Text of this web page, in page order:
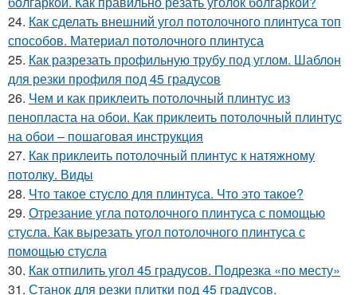
24. Как сделать внешний угол потолочного плинтуса топ
способов. Материал потолочного плинтуса
25. Как разрезать профильную трубу под углом. Шаблон
для резки профиля под 45 градусов
26. Чем и как приклеить потолочный плинтус из
пенопласта на обои. Как приклеить потолочный плинтус
на обои – пошаговая инструкция
27. Как приклеить потолочный плинтус к натяжному
потолку. Виды
28. Что такое стусло для плинтуса. Что это такое?
29. Отрезание угла потолочного плинтуса с помощью
стусла. Как вырезать угол потолочного плинтуса с
помощью стусла
30. Как отпилить угол 45 градусов. Подрезка «по месту»
31. Станок для резки плитки под 45 градусов.